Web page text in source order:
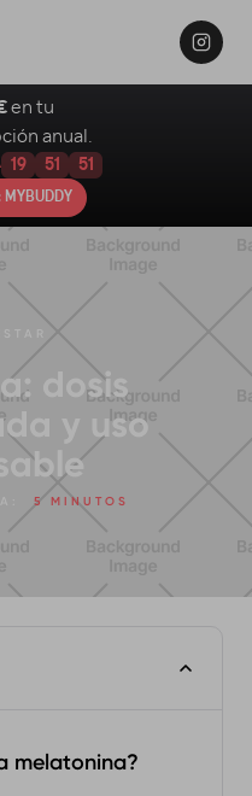
dosis
y uso
5 MINUTOS
melatonina?
en tu
anual.
19 51 50
MYBUDDY